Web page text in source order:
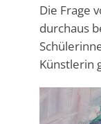
Die Frage
durchaus
Künstlerin